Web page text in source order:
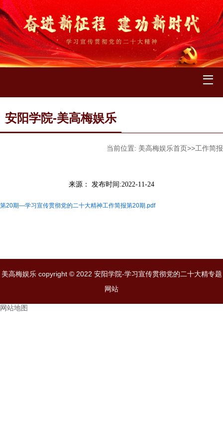
安阳学院-美高梅娱乐
当前位置: 美高梅娱乐首页>>工作简报
来源： 发布时间:2022-11-24
第20期—学习宣传贯彻党的二十大精神工作简报第20期.pdf
美高梅娱乐 copyright © 2022 安阳学院-学习宣传贯彻党的二十大精专题
网站
网站地图